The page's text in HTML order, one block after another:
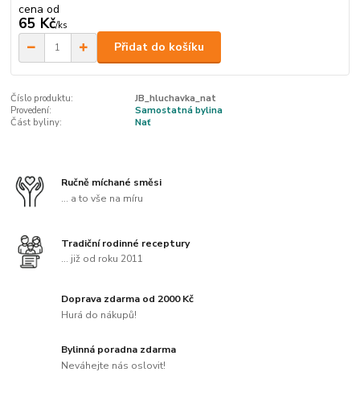
cena od
65 Kč/ks
Přidat do košíku
Číslo produktu:
JB_hluchavka_nat
Provedení:
Samostatná bylina
Část byliny:
Nať
Ručně míchané směsi
... a to vše na míru
Tradiční rodinné receptury
... již od roku 2011
Doprava zdarma od 2000 Kč
Hurá do nákupů!
Bylinná poradna zdarma
Neváhejte nás oslovit!